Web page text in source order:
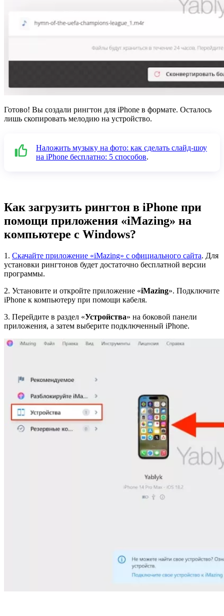
Готово! Вы создали рингтон для iPhone в формате. Осталось
лишь скопировать мелодию на устройство.
Наложить музыку на фото: как сделать слайд-шоу
на iPhone бесплатно: 5 способов.
Как загрузить рингтон в iPhone при
помощи приложения «iMazing» на
компьютере с Windows?
1. Скачайте приложение «iMazing» с официального сайта. Для
установки рингтонов будет достаточно бесплатной версии
программы.
2. Установите и откройте приложение «iMazing». Подключите
iPhone к компьютеру при помощи кабеля.
3. Перейдите в раздел «Устройства» на боковой панели
приложения, а затем выберите подключенный iPhone.